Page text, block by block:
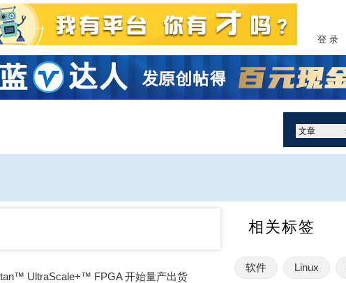
登 录
UltraScale+™ FPGA 开始量产出货
相关标签
软件 Linux